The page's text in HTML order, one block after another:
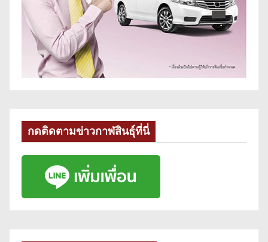
กดติดตามข่าวกาฬสินธุ์ที่นี่